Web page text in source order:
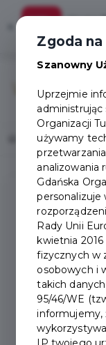
Home Magazyn
Bezpłatne
członkom
oraz
Zgoda
Szanowny
Uprzejmie
Organizacji
używamy
analizowania
Gdańska
personalizuje
Rady Unii
kwietnia
fizycznych w
osobowych i
takich
95/46/WE
informujemy,